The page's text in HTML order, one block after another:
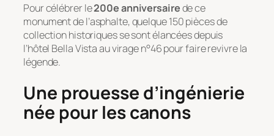
Pour célébrer le200e anniversairede ce
monument de l’asphalte, quelque 150 pièces de
collection historiques se sont élancées depuis
l’hôtel Bella Vista au virage n°46 pour faire revivre la
légende.
Une prouesse d’ingénierie
née pour les canons